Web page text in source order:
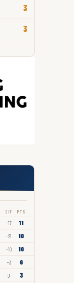
3
3
DIF PTS
+17 11
+21 10
+10 10
+3 6
0 3